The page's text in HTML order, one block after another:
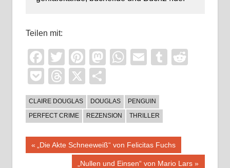
Teilen mit:
Facebook
TwitterPinterest
Mastodon
WhatsApp
EmailTumblr
PocketThreads
X
CLAIRE DOUGLAS DOUGLAS
PENGUIN
PERFECT CRIME
REZENSION THRILLER
Beitragsnavigation
Vorheriger
„Die Akte Schneeweiß“ von Felicitas Fuchs
Nächster
„Nullen und Einsen“ von Mario Lars